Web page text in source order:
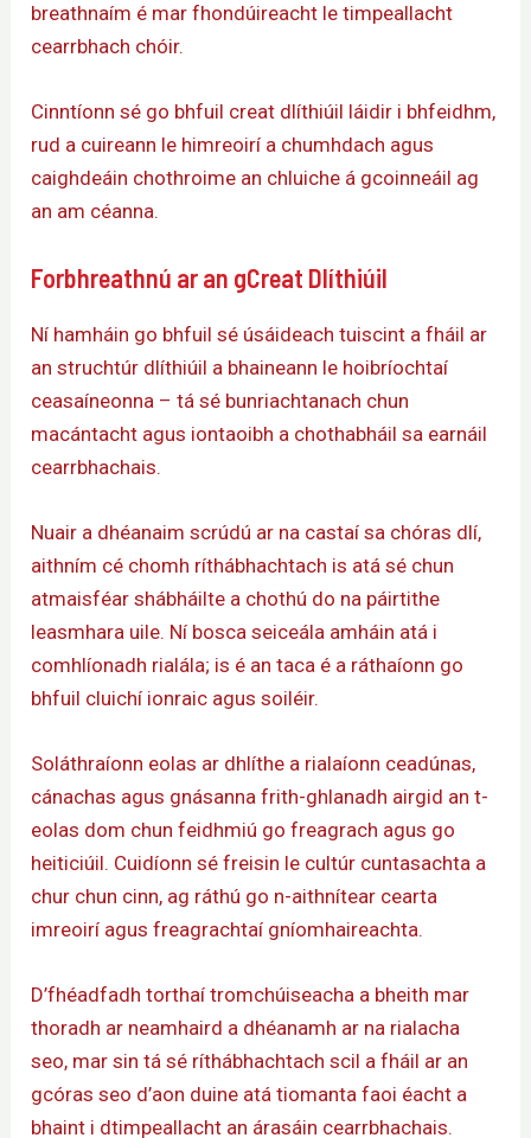
breathnaím é mar fhondúireacht le timpeallacht
cearrbhach chóir.
Cinntíonn sé go bhfuil creat dlíthiúil láidir i bhfeidhm,
rud a cuireann le himreoirí a chumhdach agus
caighdeáin chothroime an chluiche á gcoinneáil ag
an am céanna.
Forbhreathnú ar an gCreat Dlíthiúil
Ní hamháin go bhfuil sé úsáideach tuiscint a fháil ar
an struchtúr dlíthiúil a bhaineann le hoibríochtaí
ceasaíneonna – tá sé bunriachtanach chun
macántacht agus iontaoibh a chothabháil sa earnáil
cearrbhachais.
Nuair a dhéanaim scrúdú ar na castaí sa chóras dlí,
aithním cé chomh ríthábhachtach is atá sé chun
atmaisféar shábháilte a chothú do na páirtithe
leasmhara uile. Ní bosca seiceála amháin atá i
comhlíonadh rialála; is é an taca é a ráthaíonn go
bhfuil cluichí ionraic agus soiléir.
Soláthraíonn eolas ar dhlíthe a rialaíonn ceadúnas,
cánachas agus gnásanna frith-ghlanadh airgid an t-
eolas dom chun feidhmiú go freagrach agus go
heiticiúil. Cuidíonn sé freisin le cultúr cuntasachta a
chur chun cinn, ag ráthú go n-aithnítear cearta
imreoirí agus freagrachtaí gníomhaireachta.
D’fhéadfadh torthaí tromchúiseacha a bheith mar
thoradh ar neamhaird a dhéanamh ar na rialacha
seo, mar sin tá sé ríthábhachtach scil a fháil ar an
gcóras seo d’aon duine atá tiomanta faoi éacht a
bhaint i dtimpeallacht an árasáin cearrbhachais.